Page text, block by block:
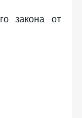
закона от